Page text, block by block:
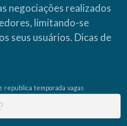
negociações realizados
limitando-se
seus usuários. Dicas de
republica temporada vagas